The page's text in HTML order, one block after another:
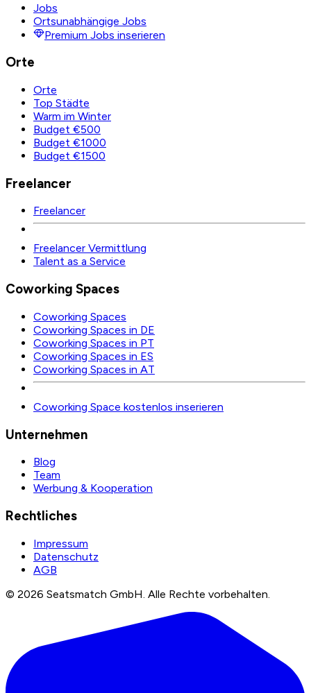
Jobs
Ortsunabhängige Jobs
Premium Jobs inserieren
Orte
Orte
Top Städte
Warm im Winter
Budget €500
Budget €1000
Budget €1500
Freelancer
Freelancer
Freelancer Vermittlung
Talent as a Service
Coworking Spaces
Coworking Spaces
Coworking Spaces in DE
Coworking Spaces in PT
Coworking Spaces in ES
Coworking Spaces in AT
Coworking Space kostenlos inserieren
Unternehmen
Blog
Team
Werbung & Kooperation
Rechtliches
Impressum
Datenschutz
AGB
© 2026 Seatsmatch GmbH. Alle Rechte vorbehalten.